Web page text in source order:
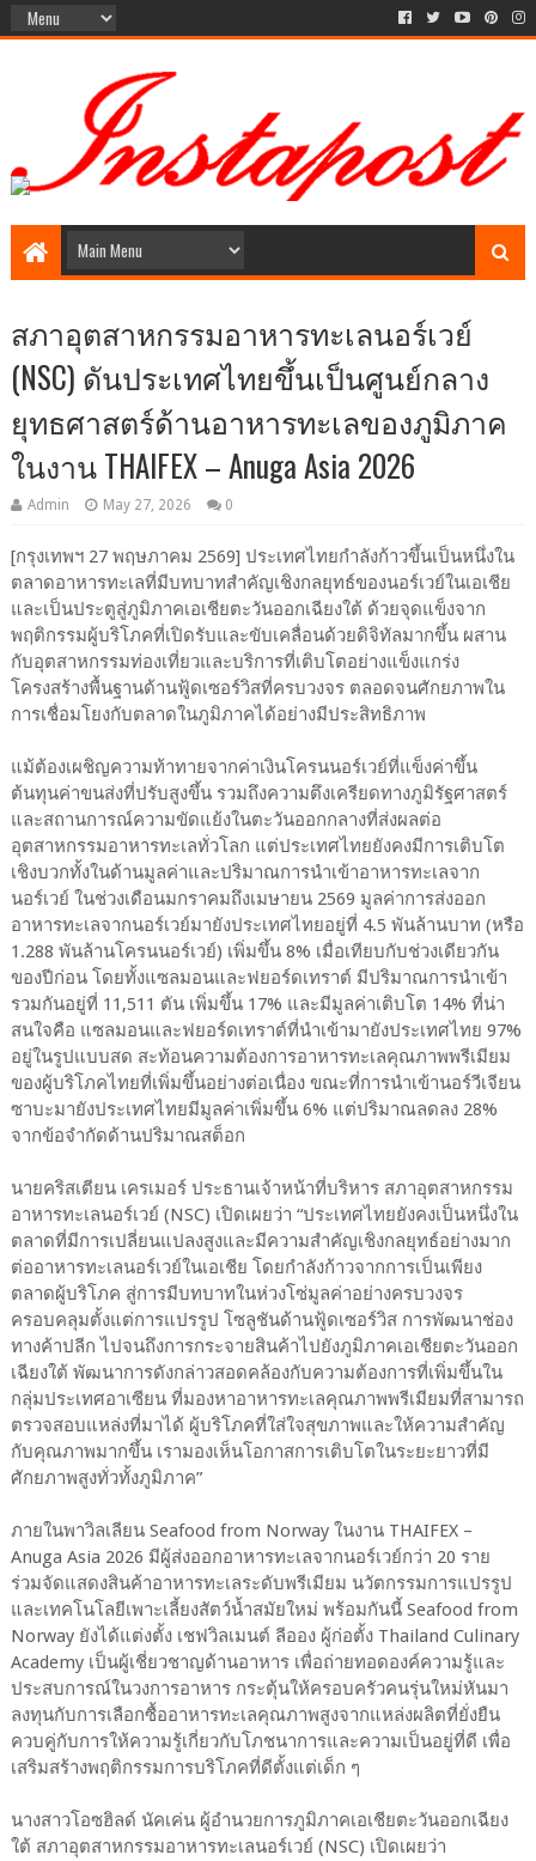
Social Media style Website
สภาอุตสาหกรรมอาหารทะเลนอร์เวย์
(NSC) ดันประเทศไทยขึ้นเป็นศูนย์กลาง
ยุทธศาสตร์ด้านอาหารทะเลของภูมิภาค
ในงาน THAIFEX – Anuga Asia 2026
Admin May 27, 2026 0
[กรุงเทพฯ 27 พฤษภาคม 2569] ประเทศไทยกำลังก้าวขึ้นเป็นหนึ่งใน
ตลาดอาหารทะเลที่มีบทบาทสำคัญเชิงกลยุทธ์ของนอร์เวย์ในเอเชีย
และเป็นประตูสู่ภูมิภาคเอเชียตะวันออกเฉียงใต้ ด้วยจุดแข็งจาก
พฤติกรรมผู้บริโภคที่เปิดรับและขับเคลื่อนด้วยดิจิทัลมากขึ้น ผสาน
กับอุตสาหกรรมท่องเที่ยวและบริการที่เติบโตอย่างแข็งแกร่ง
โครงสร้างพื้นฐานด้านฟู้ดเซอร์วิสที่ครบวงจร ตลอดจนศักยภาพใน
การเชื่อมโยงกับตลาดในภูมิภาคได้อย่างมีประสิทธิภาพ
แม้ต้องเผชิญความท้าทายจากค่าเงินโครนนอร์เวย์ที่แข็งค่าขึ้น
ต้นทุนค่าขนส่งที่ปรับสูงขึ้น รวมถึงความตึงเครียดทางภูมิรัฐศาสตร์
และสถานการณ์ความขัดแย้งในตะวันออกกลางที่ส่งผลต่อ
อุตสาหกรรมอาหารทะเลทั่วโลก แต่ประเทศไทยยังคงมีการเติบโต
เชิงบวกทั้งในด้านมูลค่าและปริมาณการนำเข้าอาหารทะเลจาก
นอร์เวย์ ในช่วงเดือนมกราคมถึงเมษายน 2569 มูลค่าการส่งออก
อาหารทะเลจากนอร์เวย์มายังประเทศไทยอยู่ที่ 4.5 พันล้านบาท (หรือ
1.288 พันล้านโครนนอร์เวย์) เพิ่มขึ้น 8% เมื่อเทียบกับช่วงเดียวกัน
ของปีก่อน โดยทั้งแซลมอนและฟยอร์ดเทราต์ มีปริมาณการนำเข้า
รวมกันอยู่ที่ 11,511 ตัน เพิ่มขึ้น 17% และมีมูลค่าเติบโต 14% ที่น่า
สนใจคือ แซลมอนและฟยอร์ดเทราต์ที่นำเข้ามายังประเทศไทย 97%
อยู่ในรูปแบบสด สะท้อนความต้องการอาหารทะเลคุณภาพพรีเมียม
ของผู้บริโภคไทยที่เพิ่มขึ้นอย่างต่อเนื่อง ขณะที่การนำเข้านอร์วีเจียน
ซาบะมายังประเทศไทยมีมูลค่าเพิ่มขึ้น 6% แต่ปริมาณลดลง 28%
จากข้อจำกัดด้านปริมาณสต็อก
นายคริสเตียน เครเมอร์ ประธานเจ้าหน้าที่บริหาร สภาอุตสาหกรรม
อาหารทะเลนอร์เวย์ (NSC) เปิดเผยว่า “ประเทศไทยยังคงเป็นหนึ่งใน
ตลาดที่มีการเปลี่ยนแปลงสูงและมีความสำคัญเชิงกลยุทธ์อย่างมาก
ต่ออาหารทะเลนอร์เวย์ในเอเชีย โดยกำลังก้าวจากการเป็นเพียง
ตลาดผู้บริโภค สู่การมีบทบาทในห่วงโซ่มูลค่าอย่างครบวงจร
ครอบคลุมตั้งแต่การแปรรูป โซลูชันด้านฟู้ดเซอร์วิส การพัฒนาช่อง
ทางค้าปลีก ไปจนถึงการกระจายสินค้าไปยังภูมิภาคเอเชียตะวันออก
เฉียงใต้ พัฒนาการดังกล่าวสอดคล้องกับความต้องการที่เพิ่มขึ้นใน
กลุ่มประเทศอาเซียน ที่มองหาอาหารทะเลคุณภาพพรีเมียมที่สามารถ
ตรวจสอบแหล่งที่มาได้ ผู้บริโภคที่ใส่ใจสุขภาพและให้ความสำคัญ
กับคุณภาพมากขึ้น เรามองเห็นโอกาสการเติบโตในระยะยาวที่มี
ศักยภาพสูงทั่วทั้งภูมิภาค”
ภายในพาวิลเลียน Seafood from Norway ในงาน THAIFEX –
Anuga Asia 2026 มีผู้ส่งออกอาหารทะเลจากนอร์เวย์กว่า 20 ราย
ร่วมจัดแสดงสินค้าอาหารทะเลระดับพรีเมียม นวัตกรรมการแปรรูป
และเทคโนโลยีเพาะเลี้ยงสัตว์น้ำสมัยใหม่ พร้อมกันนี้ Seafood from
Norway ยังได้แต่งตั้ง เชฟวิลเมนต์ ลีออง ผู้ก่อตั้ง Thailand Culinary
Academy เป็นผู้เชี่ยวชาญด้านอาหาร เพื่อถ่ายทอดองค์ความรู้และ
ประสบการณ์ในวงการอาหาร กระตุ้นให้ครอบครัวคนรุ่นใหม่หันมา
ลงทุนกับการเลือกซื้ออาหารทะเลคุณภาพสูงจากแหล่งผลิตที่ยั่งยืน
ควบคู่กับการให้ความรู้เกี่ยวกับโภชนาการและความเป็นอยู่ที่ดี เพื่อ
เสริมสร้างพฤติกรรมการบริโภคที่ดีตั้งแต่เด็ก ๆ
นางสาวโอซฮิลด์ นัคเค่น ผู้อำนวยการภูมิภาคเอเชียตะวันออกเฉียง
ใต้ สภาอุตสาหกรรมอาหารทะเลนอร์เวย์ (NSC) เปิดเผยว่า